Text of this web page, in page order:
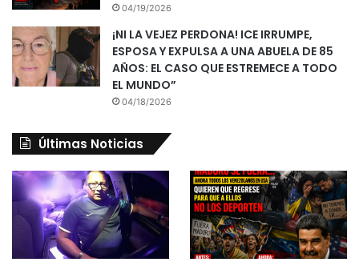
04/19/2026
¡NI LA VEJEZ PERDONA! ICE IRRUMPE,
ESPOSA Y EXPULSA A UNA ABUELA DE 85
AÑOS: EL CASO QUE ESTREMECE A TODO
EL MUNDO”
04/18/2026
Últimas Noticias